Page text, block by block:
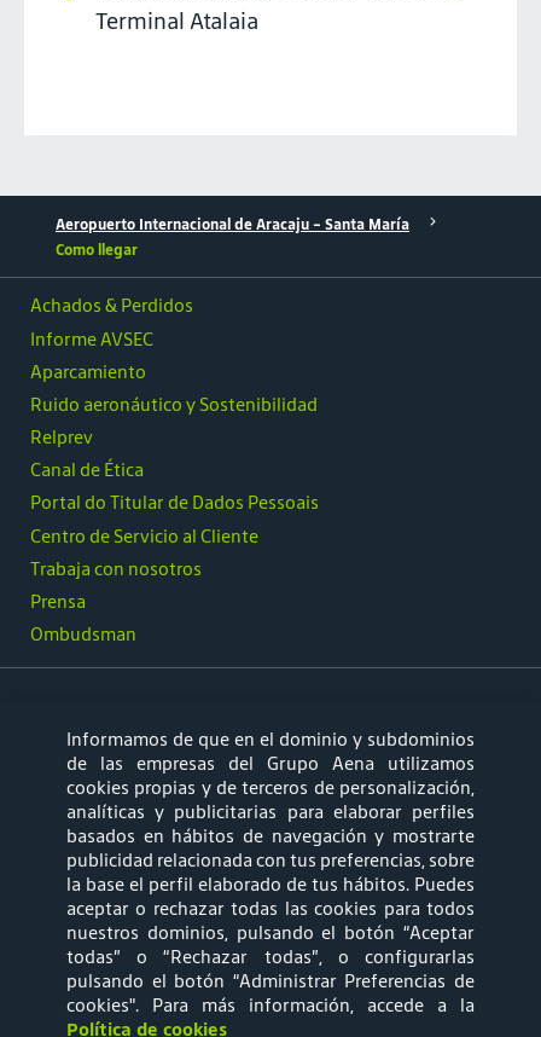
Terminal Atalaia
Aeropuerto Internacional de Aracaju - Santa María
Como llegar
Ombudsman
Achados & Perdidos
Informe AVSEC
Aparcamiento
Ruido aeronáutico y Sostenibilidad
Relprev
Canal de Ética
Portal do Titular de Dados Pessoais
Centro de Servicio al Cliente
Trabaja con nosotros
Prensa
síguenos
Mapa web
Política de privacidad
Política de Cookies
Términos y
Informamos de que en el dominio y subdominios
de las empresas del Grupo Aena utilizamos
cookies propias y de terceros de personalización,
analíticas y publicitarias para elaborar perfiles
basados en hábitos de navegación y mostrarte
publicidad relacionada con tus preferencias, sobre
la base el perfil elaborado de tus hábitos. Puedes
aceptar o rechazar todas las cookies para todos
nuestros dominios, pulsando el botón “Aceptar
todas” o “Rechazar todas”, o configurarlas
pulsando el botón “Administrar Preferencias de
cookies". Para más información, accede a la
Política de cookies